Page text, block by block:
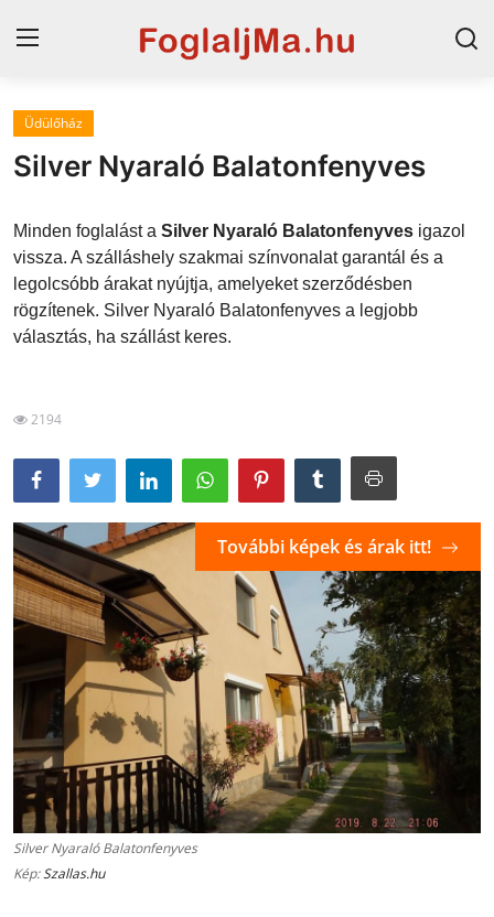
Horvát tengerpart
Magyarország
Horvátország
Szállások a Balatonon
Szállások Hajdúszoboszlón
Üdülőház
Silver Nyaraló Balatonfenyves
Minden foglalást a Silver Nyaraló Balatonfenyves igazol
vissza. A szálláshely szakmai színvonalat garantál és a
legolcsóbb árakat nyújtja, amelyeket szerződésben
rögzítenek. Silver Nyaraló Balatonfenyves a legjobb
választás, ha szállást keres.
2194
Silver Nyaraló Balatonfenyves
Kép:Szallas.hu
További képek és árak itt!